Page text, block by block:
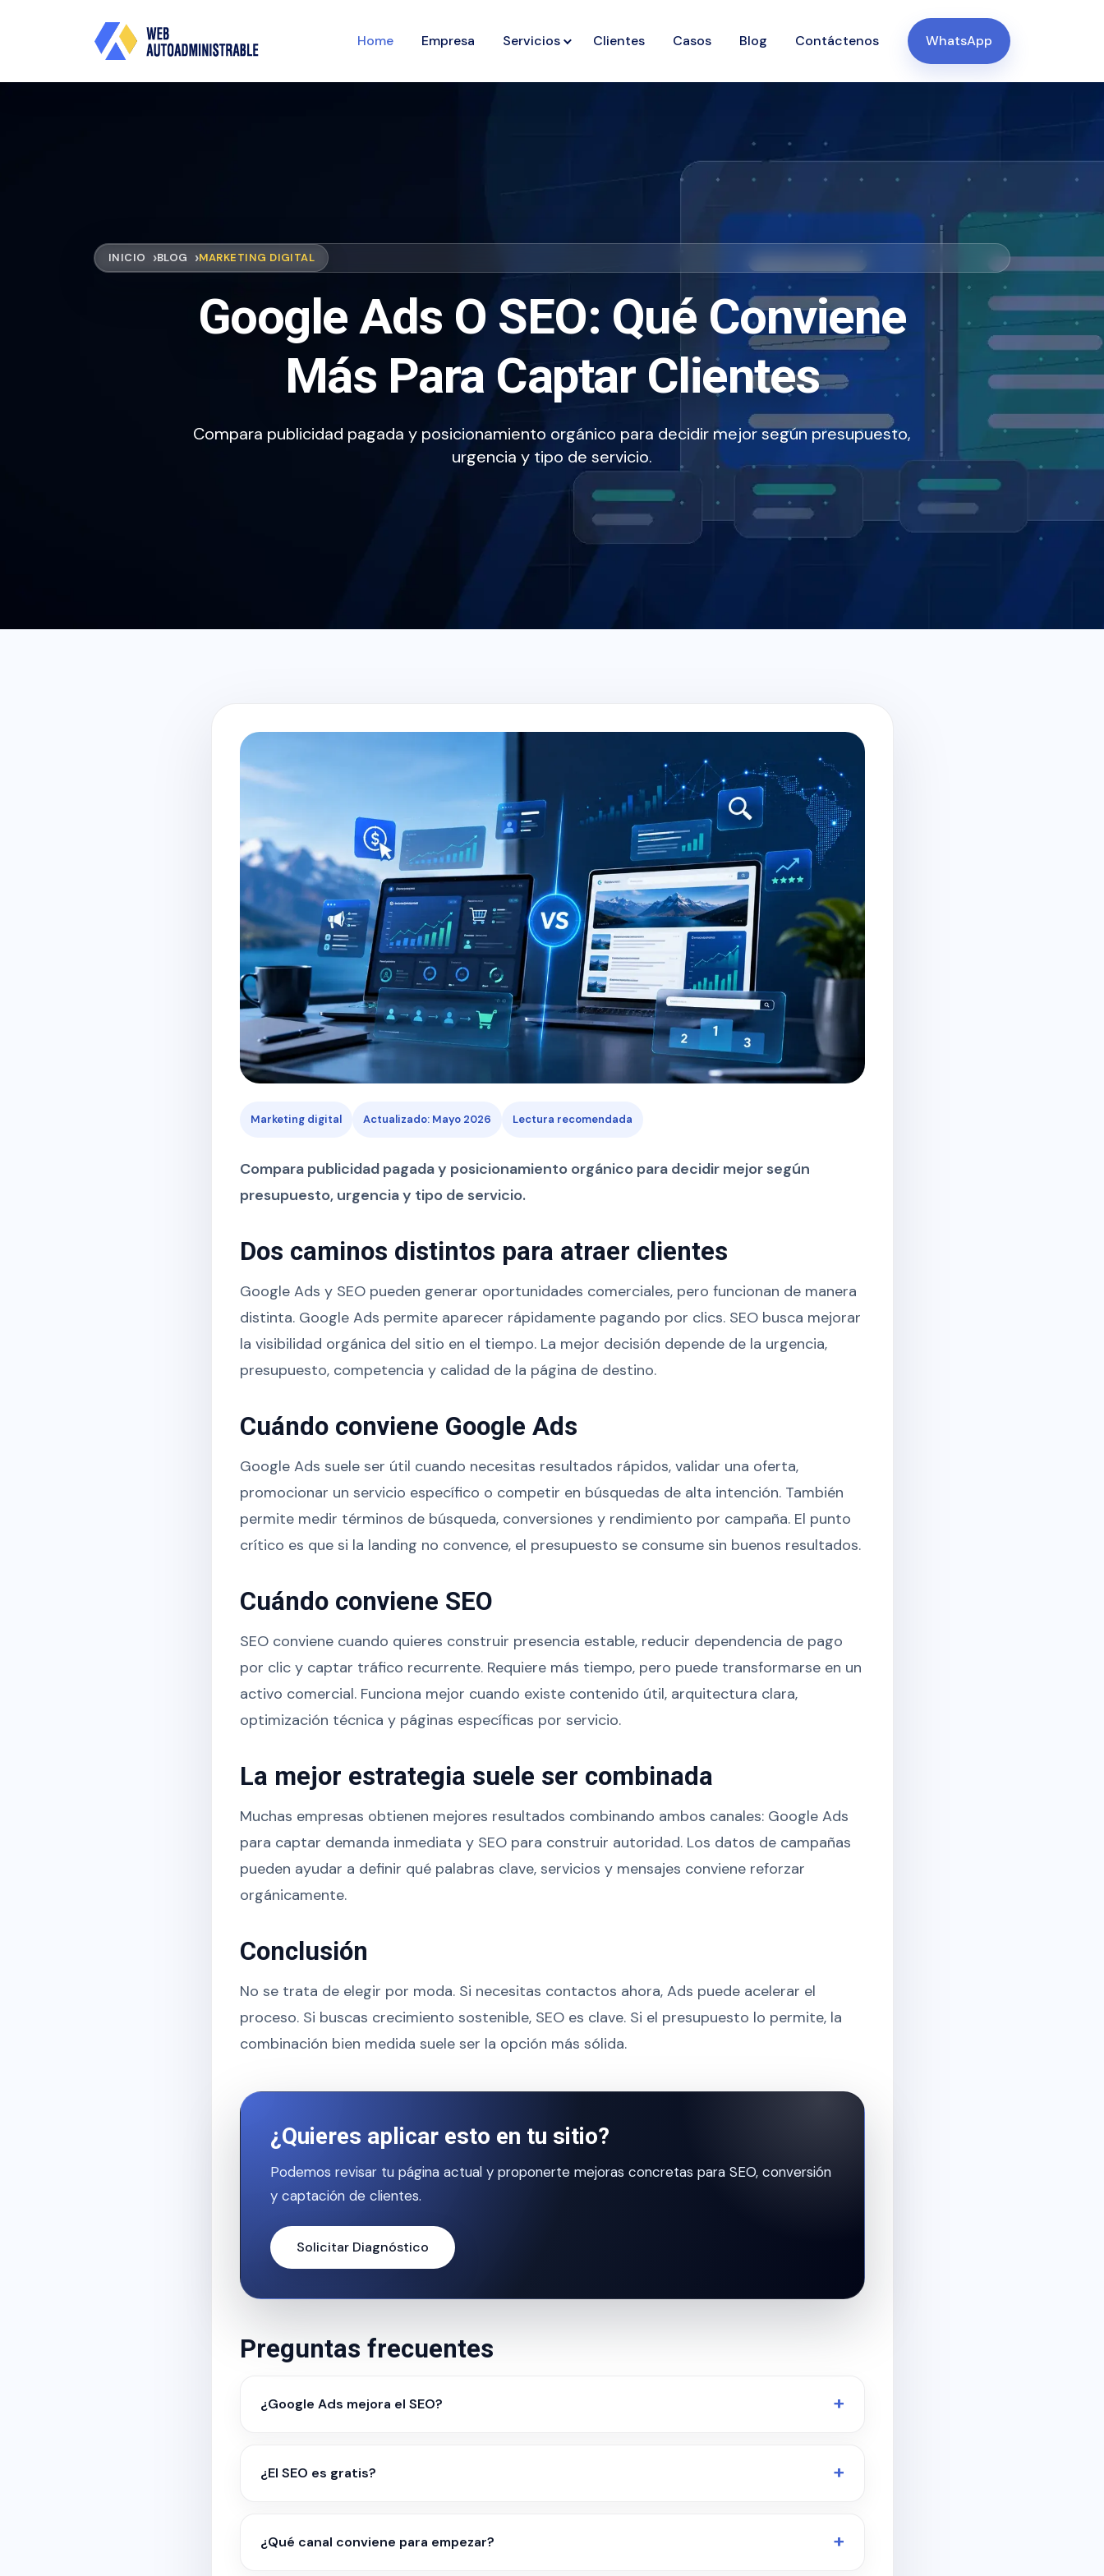
Home Empresa Servicios Clientes Casos Blog Contáctenos WhatsApp
INICIO BLOG MARKETING DIGITAL
Google Ads O SEO: Qué Conviene
Más Para Captar Clientes
Compara publicidad pagada y posicionamiento orgánico para decidir mejor según presupuesto,
urgencia y tipo de servicio.
Marketing digital Actualizado: Mayo 2026 Lectura recomendada
Compara publicidad pagada y posicionamiento orgánico para decidir mejor según
presupuesto, urgencia y tipo de servicio.
Dos caminos distintos para atraer clientes
Google Ads y SEO pueden generar oportunidades comerciales, pero funcionan de manera
distinta. Google Ads permite aparecer rápidamente pagando por clics. SEO busca mejorar
la visibilidad orgánica del sitio en el tiempo. La mejor decisión depende de la urgencia,
presupuesto, competencia y calidad de la página de destino.
Cuándo conviene Google Ads
Google Ads suele ser útil cuando necesitas resultados rápidos, validar una oferta,
promocionar un servicio específico o competir en búsquedas de alta intención. También
permite medir términos de búsqueda, conversiones y rendimiento por campaña. El punto
crítico es que si la landing no convence, el presupuesto se consume sin buenos resultados.
Cuándo conviene SEO
SEO conviene cuando quieres construir presencia estable, reducir dependencia de pago
por clic y captar tráfico recurrente. Requiere más tiempo, pero puede transformarse en un
activo comercial. Funciona mejor cuando existe contenido útil, arquitectura clara,
optimización técnica y páginas específicas por servicio.
La mejor estrategia suele ser combinada
Muchas empresas obtienen mejores resultados combinando ambos canales: Google Ads
para captar demanda inmediata y SEO para construir autoridad. Los datos de campañas
pueden ayudar a definir qué palabras clave, servicios y mensajes conviene reforzar
orgánicamente.
Conclusión
No se trata de elegir por moda. Si necesitas contactos ahora, Ads puede acelerar el
proceso. Si buscas crecimiento sostenible, SEO es clave. Si el presupuesto lo permite, la
combinación bien medida suele ser la opción más sólida.
¿Quieres aplicar esto en tu sitio?
Podemos revisar tu página actual y proponerte mejoras concretas para SEO, conversión
y captación de clientes.
Solicitar Diagnóstico
Preguntas frecuentes
¿Google Ads mejora el SEO?
¿El SEO es gratis?
¿Qué canal conviene para empezar?